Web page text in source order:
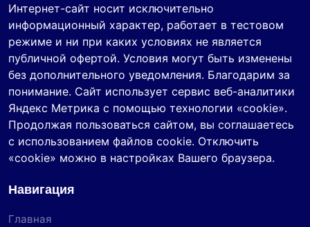
Интернет-сайт носит исключительно
информационный характер, работает в тестовом
режиме и ни при каких условиях не является
публичной офертой. Условия могут быть изменены
без дополнительного уведомления. Благодарим за
понимание. Сайт использует сервис веб-аналитики
Яндекс Метрика с помощью технологии «cookie».
Продолжая пользоваться сайтом, вы соглашаетесь
с использованием файлов cookie. Отключить
«cookie» можно в настройках Вашего браузера.
Навигация
Главная